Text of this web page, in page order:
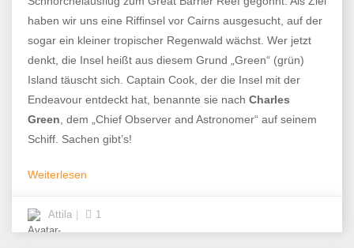
haben wir uns eine Riffinsel vor Cairns ausgesucht, auf der
sogar ein kleiner tropischer Regenwald wächst. Wer jetzt
denkt, die Insel heißt aus diesem Grund „Green“ (grün)
Island täuscht sich. Captain Cook, der die Insel mit der
Endeavour entdeckt hat, benannte sie nach Charles
Green , dem „Chief Observer and Astronomer“ auf seinem
Schiff. Sachen gibt’s!
Weiterlesen
Attila 1